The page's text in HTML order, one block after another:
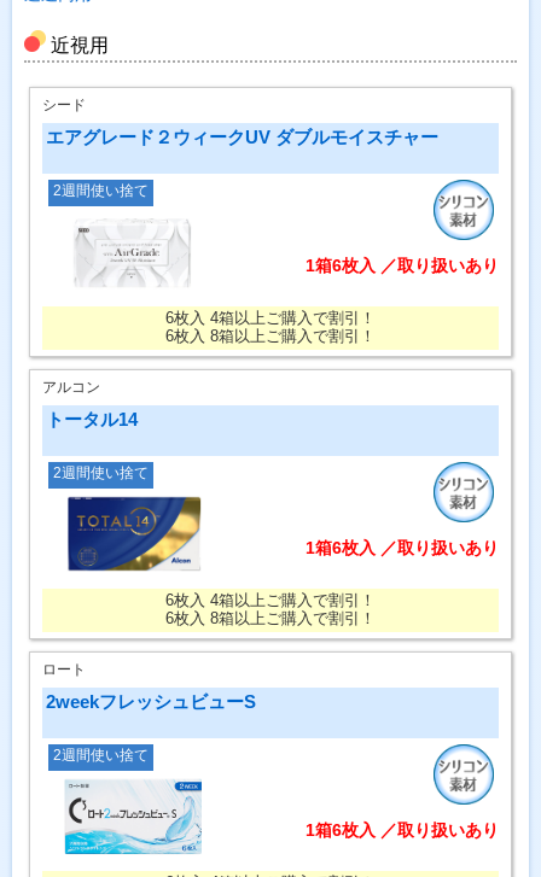
近視用
シード
エアグレード２ウィークUV ダブルモイスチャー
2週間使い捨て
1箱6枚入 ／取り扱いあり
6枚入 4箱以上ご購入で割引！
6枚入 8箱以上ご購入で割引！
アルコン
トータル14
2週間使い捨て
1箱6枚入 ／取り扱いあり
6枚入 4箱以上ご購入で割引！
6枚入 8箱以上ご購入で割引！
ロート
2weekフレッシュビューS
2週間使い捨て
1箱6枚入 ／取り扱いあり